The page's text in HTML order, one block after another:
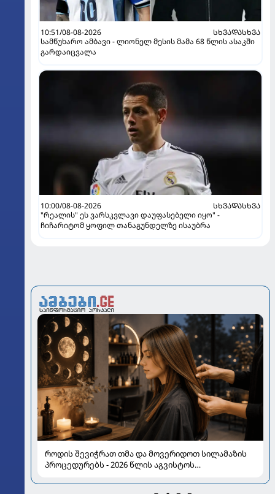
10:51/08-08-2026
ᲡᲮᲕᲐᲓᲐᲡᲮᲕᲐ
სამწუხარო ამბავი - ლიონელ მესის მამა 68 წლის ასაკში
გარდაიცვალა
10:00/08-08-2026
ᲡᲮᲕᲐᲓᲐᲡᲮᲕᲐ
"რეალის" ეს ვარსკვლავი დაუფასებელი იყო" -
ჩიჩარიტომ ყოფილ თანაგუნდელზე ისაუბრა
როდის შევიჭრათ თმა და მოვერიდოთ სილამაზის
პროცედურებს - 2026 წლის აგვისტოს